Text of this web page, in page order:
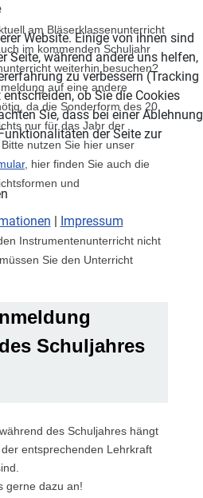
am Bläserklassenunterricht
im kommenden Schuljahr
weiterhin besuchen?
auf eine andere
da die Sonderform des 20
nur für das Jahr der
nutzen Sie hier unser
, hier finden Sie auch die
und
Instrumentenunterricht nicht
Sie den Unterricht
Schuljahres
des Schuljahres hängt
entsprechenden Lehrkraft
gerne dazu an!
Website. Einige von ihnen sind
Seite, während andere uns helfen,
zu verbessern (Tracking
ob Sie die Cookies
Sie, dass bei einer Ablehnung
der Seite zur
| Impressum